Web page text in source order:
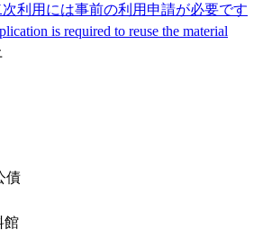
利用には事前の利用申請が必要です
is required to reuse the material
債
館